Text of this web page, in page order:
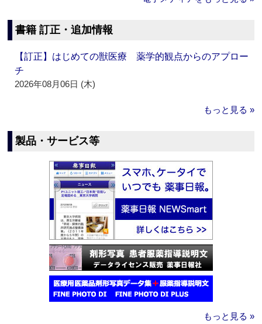
書籍 訂正・追加情報
【訂正】はじめての獣医療 薬学的観点からのアプロー
チ
2026年08月06日 (木)
もっと見る »
製品・サービス等
もっと見る »